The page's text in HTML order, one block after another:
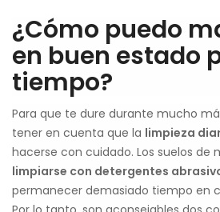
¿Cómo puedo
en buen estado
tiempo?
Para que te dure durante mucho
tener en cuenta que la limpieza
hacerse con cuidado. Los suelos de
limpiarse con detergentes
permanecer demasiado tiempo en